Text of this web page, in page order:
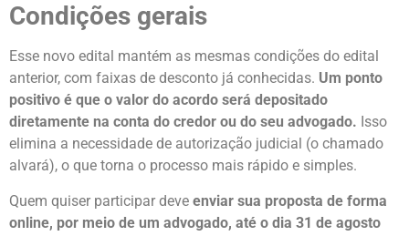
Condições gerais
Esse novo edital mantém as mesmas condições do edital
anterior, com faixas de desconto já conhecidas. Um ponto
positivo é que o valor do acordo será depositado
diretamente na conta do credor ou do seu advogado. Isso
elimina a necessidade de autorização judicial (o chamado
alvará), o que torna o processo mais rápido e simples.
Quem quiser participar deve enviar sua proposta de forma
online, por meio de um advogado, até o dia 31 de agosto